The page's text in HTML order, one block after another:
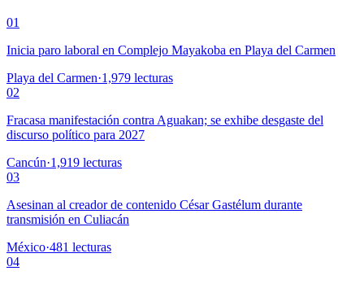
01
Inicia paro laboral en Complejo Mayakoba en Playa del Carmen
Playa del Carmen·1,979 lecturas
02
Fracasa manifestación contra Aguakan; se exhibe desgaste del
discurso político para 2027
Cancún·1,919 lecturas
03
Asesinan al creador de contenido César Gastélum durante
transmisión en Culiacán
México·481 lecturas
04